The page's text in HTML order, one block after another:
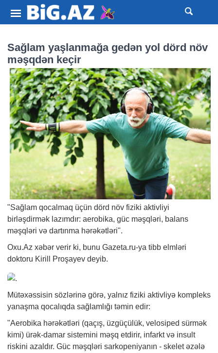
Sağlam yaşlanmağa gedən yol dörd növ
məşqdən keçir
"Sağlam qocalmaq üçün dörd növ fiziki aktivliyi
birləşdirmək lazımdır: aerobika, güc məşqləri, balans
məşqləri və dartınma hərəkətləri".
Oxu.Az xəbər verir ki, bunu Gazeta.ru-ya tibb elmləri
doktoru Kirill Proşayev deyib.
Mütəxəssisin sözlərinə görə, yalnız fiziki aktivliyə kompleks
yanaşma qocalıqda sağlamlığı təmin edir:
"Aerobika hərəkətləri (qaçış, üzgüçülük, velosiped sürmək
kimi) ürək-damar sistemini məşq etdirir, infarkt və insult
riskini azaldır. Güc məşqləri sarkopeniyanın - skelet əzələ